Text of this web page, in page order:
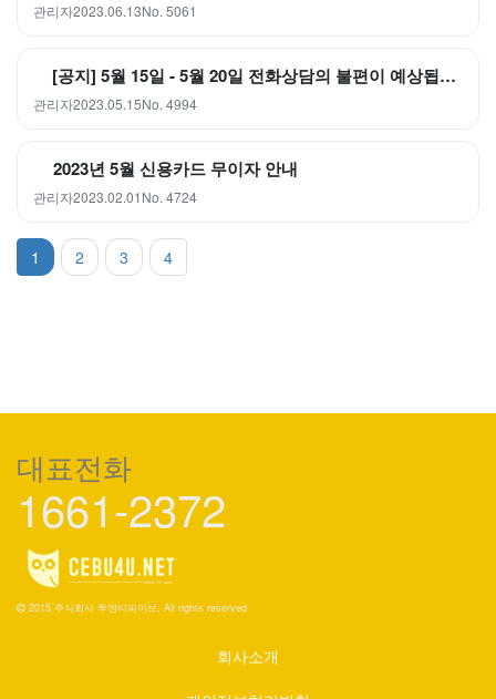
관리자2023.06.13No. 5061
[공지] 5월 15일 - 5월 20일 전화상담의 불편이 예상됩니다.
관리자2023.05.15No. 4994
2023년 5월 신용카드 무이자 안내
관리자2023.02.01 No. 4724
1 2 3 4
대표전화
1661-2372
2015 주식회사 투엔티파이브, All rights reserved
회사소개